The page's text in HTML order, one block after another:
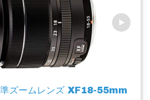
ズームレンズ XF18-55mm